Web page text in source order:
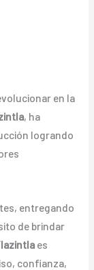
en la
, ha
logrando
entregando
de brindar
es
confianza,